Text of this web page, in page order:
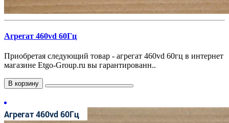
Агрегат 460vd 60Гц
Приобретая следующий товар - агрегат 460vd 60гц в интернет
магазине Etgo-Group.ru вы гарантированн..
В корзину